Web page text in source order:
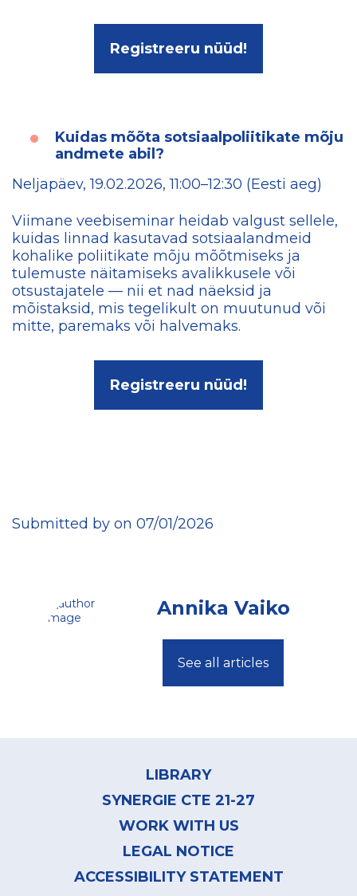
Registreeru nüüd!
Kuidas mõõta sotsiaalpoliitikate mõju
andmete abil?
Neljapäev, 19.02.2026, 11:00–12:30 (Eesti aeg)
Viimane veebiseminar heidab valgust sellele,
kuidas linnad kasutavad sotsiaalandmeid
kohalike poliitikate mõju mõõtmiseks ja
tulemuste näitamiseks avalikkusele või
otsustajatele — nii et nad näeksid ja
mõistaksid, mis tegelikult on muutunud või
mitte, paremaks või halvemaks.
Registreeru nüüd!
Submitted by on 07/01/2026
Annika Vaiko
See all articles
LIBRARY
SYNERGIE CTE 21-27
WORK WITH US
LEGAL NOTICE
ACCESSIBILITY STATEMENT